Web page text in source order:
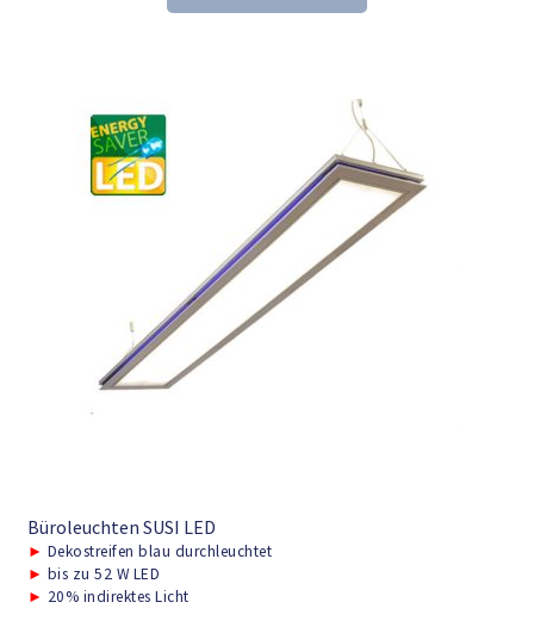
324,54 € 229,98 €.
Büroleuchten SUSI LED
► Dekostreifen blau durchleuchtet
► bis zu 52 W LED
► 20% indirektes Licht